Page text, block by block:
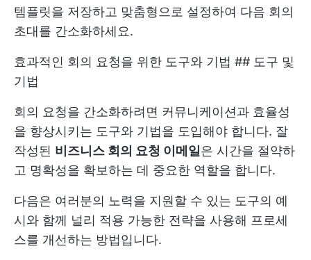
템플릿을 저장하고 맞춤형으로 설정하여 다음 회의
초대를 간소화하세요.
효과적인 회의 요청을 위한 도구와 기법 ## 도구 및
기법
회의 요청을 간소화하려면 커뮤니케이션과 효율성
을 향상시키는 도구와 기법을 도입해야 합니다. 잘
작성된 비즈니스 회의 요청 이메일은 시간을 절약하
고 명확성을 확보하는 데 중요한 역할을 합니다.
다음은 여러분의 노력을 지원할 수 있는 도구의 예
시와 함께 널리 적용 가능한 전략을 사용해 프로세
스를 개선하는 방법입니다.